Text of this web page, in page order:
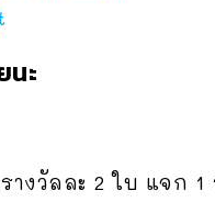
ะ
างวัลละ 2 ใบ แจก